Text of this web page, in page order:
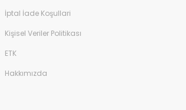
İptal İade Koşullari
Kişisel Veriler Politikası
ETK
Hakkımızda